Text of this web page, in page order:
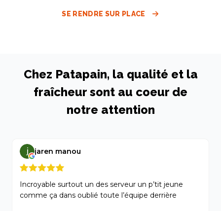
SE RENDRE SUR PLACE
Chez Patapain, la qualité et la
fraîcheur sont au coeur de
notre attention
jaren manou
Incroyable surtout un des serveur un p’tit jeune
comme ça dans oublié toute l’équipe derrière